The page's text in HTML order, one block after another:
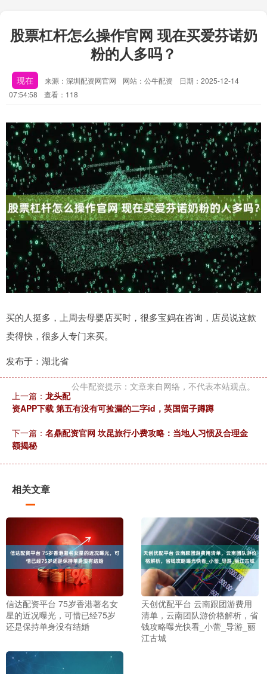
股票杠杆怎么操作官网 现在买爱芬诺奶
粉的人多吗？
现在 来源：深圳配资网官网 网站：公牛配资
日期：2025-12-14
07:54:58
查看：118
买的人挺多，上周去母婴店买时，很多宝妈在咨询，店员说这款
卖得快，很多人专门来买。
发布于：湖北省
公牛配资提示：文章来自网络，不代表本站观点。
上一篇： 龙头配
资APP下载 第五有没有可捡漏的二字id，英国留子蹲蹲
下一篇： 名鼎配资官网 坎昆旅行小费攻略：当地人习惯及合理金
额揭秘
相关文章
信达配资平台 75岁香港著名女
星的近况曝光，可惜已经75岁
还是保持单身没有结婚
天创优配平台 云南跟团游费用
清单，云南团队游价格解析，省
钱攻略曝光快看_小蕾_导游_丽
江古城